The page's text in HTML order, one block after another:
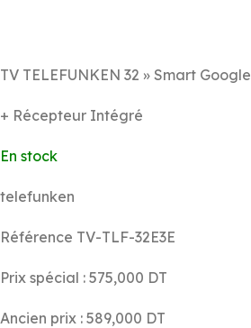
TV TELEFUNKEN 32 » Smart Google
+ Récepteur Intégré
En stock
telefunken
Référence TV-TLF-32E3E
Prix spécial : 575,000 DT
Ancien prix : 589,000 DT